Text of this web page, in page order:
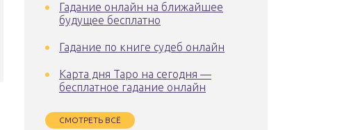
Гадание онлайн на ближайшее
будущее бесплатно
Гадание по книге судеб онлайн
Карта дня Таро на сегодня —
бесплатное гадание онлайн
СМОТРЕТЬ ВСЁ